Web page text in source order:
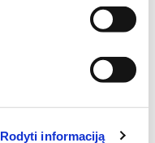
Rodyti informaciją